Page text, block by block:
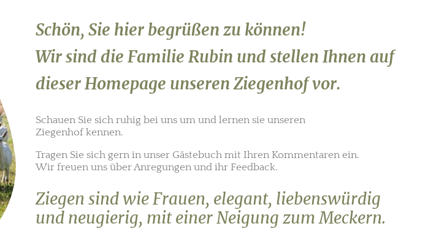
Schön, Sie hier begrüßen zu können!
Wir sind die Familie Rubin und stellen Ihnen auf
dieser Homepage unseren Ziegenhof vor.
Schauen Sie sich ruhig bei uns um und lernen sie unseren
Ziegenhof kennen.
Tragen Sie sich gern in unser Gästebuch mit Ihren Kommentaren ein.
Wir freuen uns über Anregungen und ihr Feedback.
Ziegen sind wie Frauen, elegant, liebenswürdig
und neugierig, mit einer Neigung zum Meckern.